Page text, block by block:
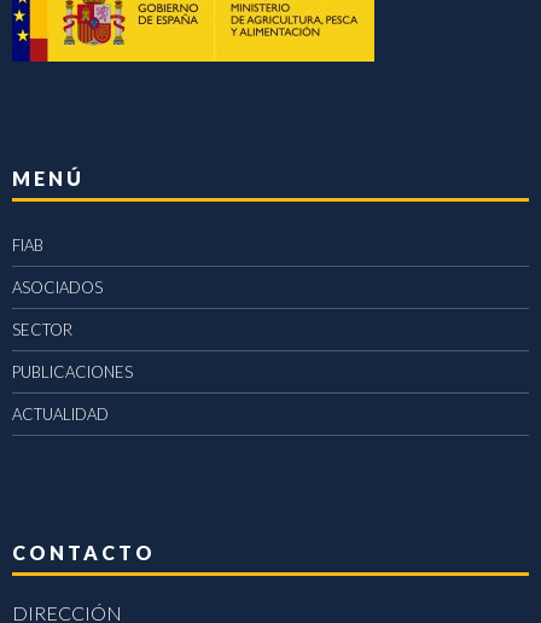
MENÚ
FIAB
ASOCIADOS
SECTOR
PUBLICACIONES
ACTUALIDAD
CONTACTO
DIRECCIÓN